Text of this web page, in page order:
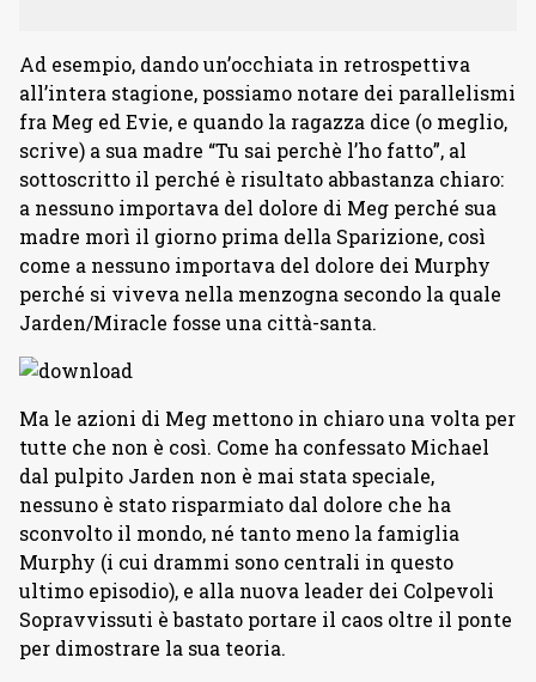
Ad esempio, dando un’occhiata in retrospettiva
all’intera stagione, possiamo notare dei parallelismi
fra Meg ed Evie, e quando la ragazza dice (o meglio,
scrive) a sua madre “Tu sai perchè l’ho fatto”, al
sottoscritto il perché è risultato abbastanza chiaro:
a nessuno importava del dolore di Meg perché sua
madre morì il giorno prima della Sparizione, così
come a nessuno importava del dolore dei Murphy
perché si viveva nella menzogna secondo la quale
Jarden/Miracle fosse una città-santa.
Ma le azioni di Meg mettono in chiaro una volta per
tutte che non è così. Come ha confessato Michael
dal pulpito Jarden non è mai stata speciale,
nessuno è stato risparmiato dal dolore che ha
sconvolto il mondo, né tanto meno la famiglia
Murphy (i cui drammi sono centrali in questo
ultimo episodio), e alla nuova leader dei Colpevoli
Sopravvissuti è bastato portare il caos oltre il ponte
per dimostrare la sua teoria.